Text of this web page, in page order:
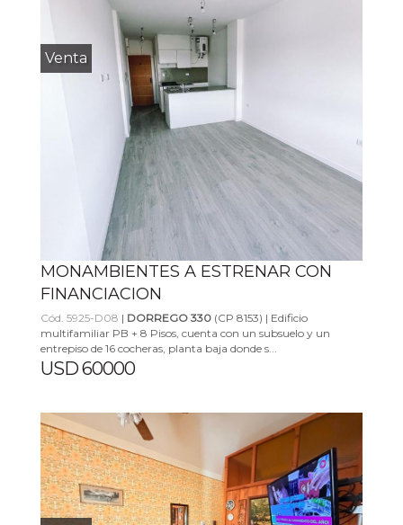
Venta
MONAMBIENTES A ESTRENAR CON
FINANCIACION
Cód. 5925-D08 | DORREGO 330 (CP 8153) | Edificio
multifamiliar PB + 8 Pisos, cuenta con un subsuelo y un
entrepiso de 16 cocheras, planta baja donde s...
USD 60000